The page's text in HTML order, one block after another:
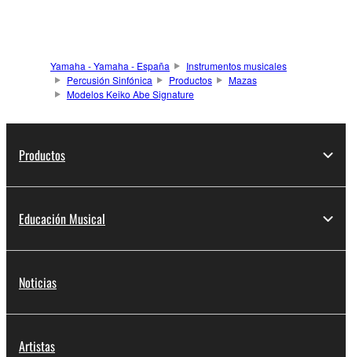
Yamaha - Yamaha - España
Instrumentos musicales
Percusión Sinfónica
Productos
Mazas
Modelos Keiko Abe Signature
Productos
Educación Musical
Noticias
Artistas